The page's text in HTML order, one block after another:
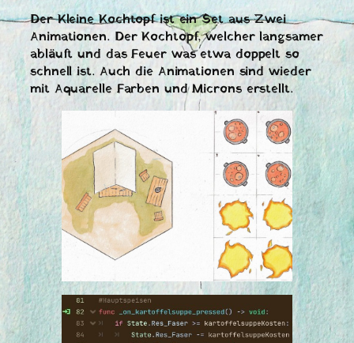
Der Kleine Kochtopf ist ein Set aus Zwei
Animationen. Der Kochtopf, welcher langsamer
abläuft und das Feuer was etwa doppelt so
schnell ist. Auch die Animationen sind wieder
mit Aquarelle Farben und Microns erstellt.